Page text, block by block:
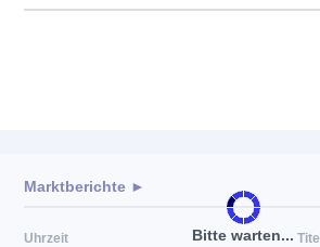
Bitte warten...
Marktberichte ►
Uhrzeit Titel